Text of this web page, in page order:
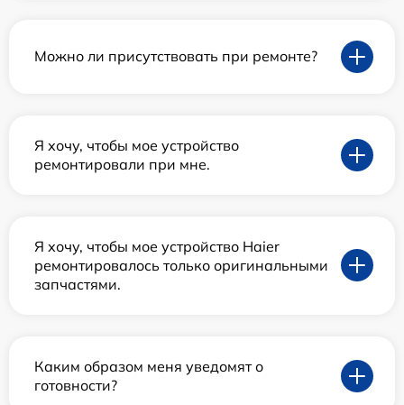
Можно ли присутствовать при ремонте?
Я хочу, чтобы мое устройство
ремонтировали при мне.
Я хочу, чтобы мое устройство Haier
ремонтировалось только оригинальными
запчастями.
Каким образом меня уведомят о
готовности?